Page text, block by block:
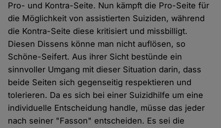
Pro- und Kontra-Seite. Nun kämpft die Pro-Seite für
die Möglichkeit von assistierten Suiziden, während
die Kontra-Seite diese kritisiert und missbilligt.
Diesen Dissens könne man nicht auflösen, so
Schöne-Seifert. Aus ihrer Sicht bestünde ein
sinnvoller Umgang mit dieser Situation darin, dass
beide Seiten sich gegenseitig respektieren und
tolerieren. Da es sich bei einer Suizidhilfe um eine
individuelle Entscheidung handle, müsse das jeder
nach seiner "Fasson" entscheiden. Es sei die